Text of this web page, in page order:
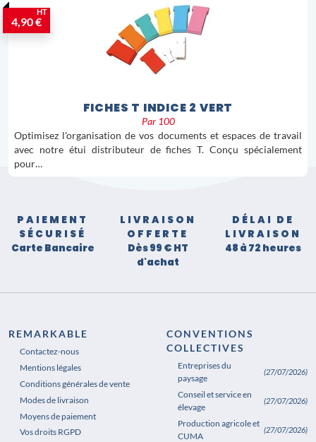
4,90 €
HT
FICHES T INDICE 2 VERT
Par 100
Optimisez l'organisation de vos documents et espaces de travail
avec notre étui distributeur de fiches T. Conçu spécialement
pour…
PAIEMENT
SÉCURISÉ
Carte Bancaire
LIVRAISON
OFFERTE
Dès 99 € HT
d'achat
DÉLAI DE
LIVRAISON
48 à 72 heures
REMARKABLE
Contactez-nous
Mentions légales
Conditions générales de vente
Modes de livraison
Moyens de paiement
Vos droits RGPD
CONVENTIONS
COLLECTIVES
Entreprises du
paysage
(27/07/2026)
Conseil et service en
élevage
(27/07/2026)
Production agricole et
CUMA
(27/07/2026)